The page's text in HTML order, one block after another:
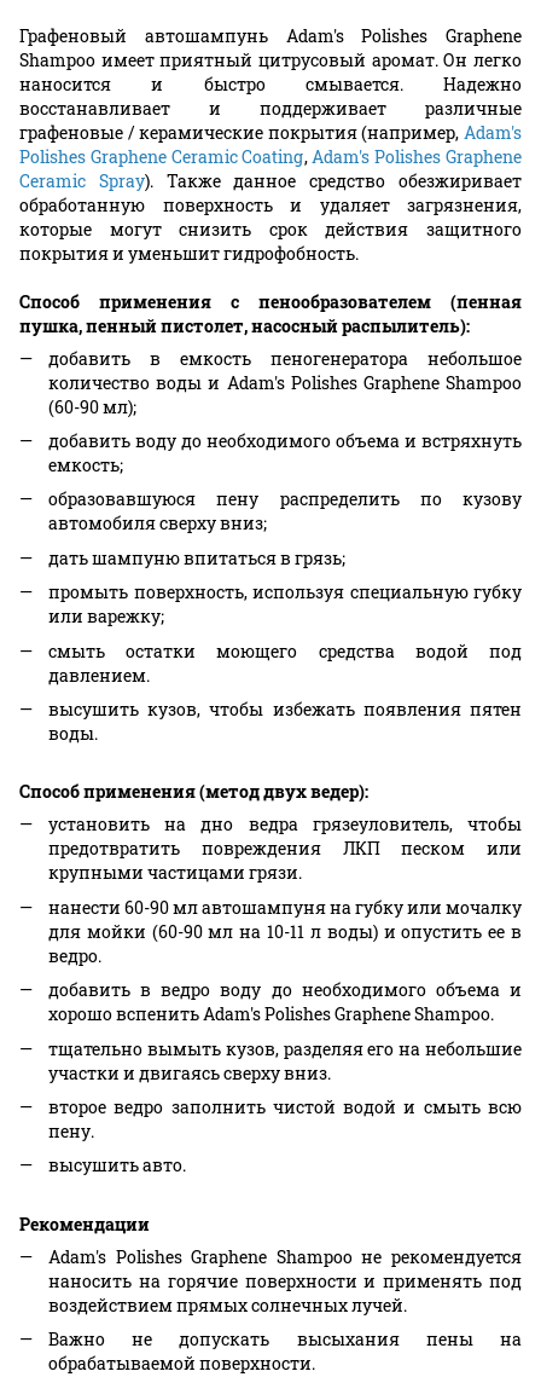
Графеновый автошампунь Adam's Polishes Graphene
Shampoo имеет приятный цитрусовый аромат. Он легко
наносится и быстро смывается. Надежно
восстанавливает и поддерживает различные
графеновые / керамические покрытия (например, Adam's
Polishes Graphene Ceramic Coating, Adam's Polishes Graphene
Ceramic Spray). Также данное средство обезжиривает
обработанную поверхность и удаляет загрязнения,
которые могут снизить срок действия защитного
покрытия и уменьшит гидрофобность.
Способ применения с пенообразователем (пенная
пушка, пенный пистолет, насосный распылитель):
добавить в емкость пеногенератора небольшое
количество воды и Adam's Polishes Graphene Shampoo
(60-90 мл);
добавить воду до необходимого объема и встряхнуть
емкость;
образовавшуюся пену распределить по кузову
автомобиля сверху вниз;
дать шампуню впитаться в грязь;
промыть поверхность, используя специальную губку
или варежку;
смыть остатки моющего средства водой под
давлением.
высушить кузов, чтобы избежать появления пятен
воды.
Способ применения (метод двух ведер):
установить на дно ведра грязеуловитель, чтобы
предотвратить повреждения ЛКП песком или
крупными частицами грязи.
нанести 60-90 мл автошампуня на губку или мочалку
для мойки (60-90 мл на 10-11 л воды) и опустить ее в
ведро.
добавить в ведро воду до необходимого объема и
хорошо вспенить Adam's Polishes Graphene Shampoo.
тщательно вымыть кузов, разделяя его на небольшие
участки и двигаясь сверху вниз.
второе ведро заполнить чистой водой и смыть всю
пену.
высушить авто.
Рекомендации
Adam's Polishes Graphene Shampoo не рекомендуется
наносить на горячие поверхности и применять под
воздействием прямых солнечных лучей.
Важно не допускать высыхания пены на
обрабатываемой поверхности.